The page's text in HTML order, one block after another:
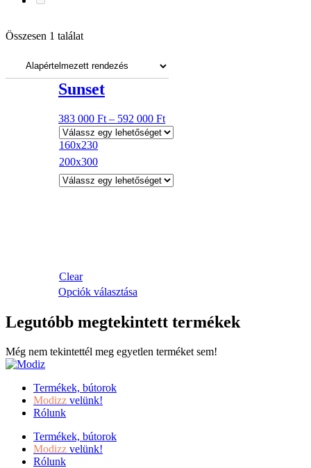
tűnik, az általad keresett termék még hiányzik a sorból.
Menj biztosra: az aktuális készletről érdeklődj a
webshop@modiz.hu e-mail-címen!
Összesen 1 találat
Sunset
383 000 Ft – 592 000 Ft
160x230
200x300
Clear
Opciók választása
Legutóbb megtekintett termékek
Még nem tekintettél meg egyetlen terméket sem!
Termékek, bútorok
Modizz velünk!
Rólunk
Termékek, bútorok
Modizz velünk!
Rólunk